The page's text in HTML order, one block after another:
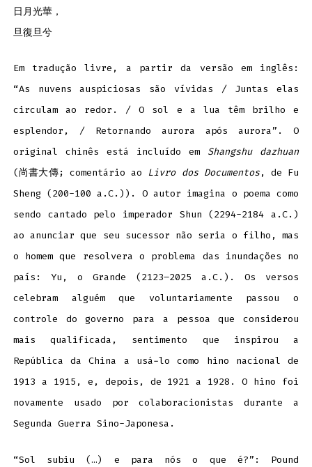
日月光華，
旦復旦兮
Em tradução livre, a partir da versão em inglês:
“As nuvens auspiciosas são vívidas / Juntas elas
circulam ao redor. / O sol e a lua têm brilho e
esplendor, / Retornando aurora após aurora”. O
original chinês está incluído em Shangshu dazhuan
(尚書大傳; comentário ao Livro dos Documentos, de Fu
Sheng (200-100 a.C.)). O autor imagina o poema como
sendo cantado pelo imperador Shun (2294-2184 a.C.)
ao anunciar que seu sucessor não seria o filho, mas
o homem que resolvera o problema das inundações no
país: Yu, o Grande (2123–2025 a.C.). Os versos
celebram alguém que voluntariamente passou o
controle do governo para a pessoa que considerou
mais qualificada, sentimento que inspirou a
República da China a usá-lo como hino nacional de
1913 a 1915, e, depois, de 1921 a 1928. O hino foi
novamente usado por colaboracionistas durante a
Segunda Guerra Sino-Japonesa.
“Sol subiu (…) e para nós o que é?”: Pound